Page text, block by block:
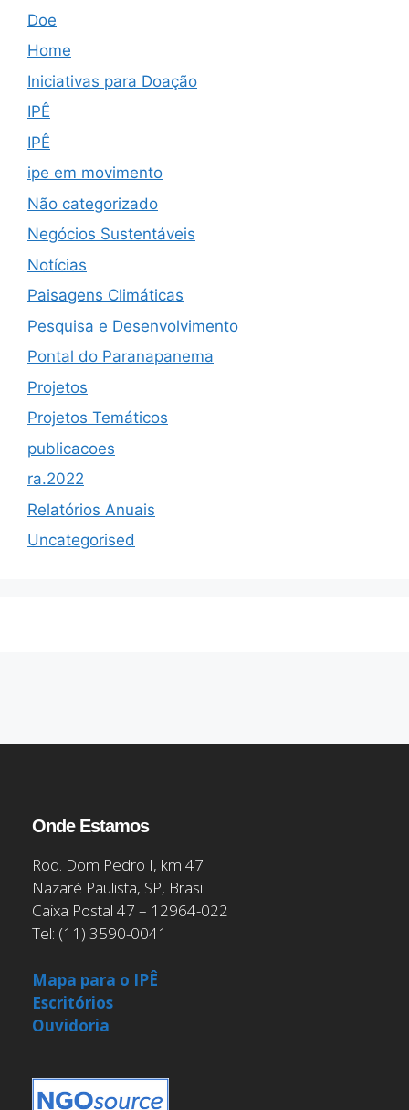
Doe
Home
Iniciativas para Doação
IPÊ
IPÊ
ipe em movimento
Não categorizado
Negócios Sustentáveis
Notícias
Paisagens Climáticas
Pesquisa e Desenvolvimento
Pontal do Paranapanema
Projetos
Projetos Temáticos
publicacoes
ra.2022
Relatórios Anuais
Uncategorised
Onde Estamos
Rod. Dom Pedro I, km 47
Nazaré Paulista, SP, Brasil
Caixa Postal 47 – 12964-022
Tel: (11) 3590-0041
Mapa para o IPÊ
Escritórios
Ouvidoria